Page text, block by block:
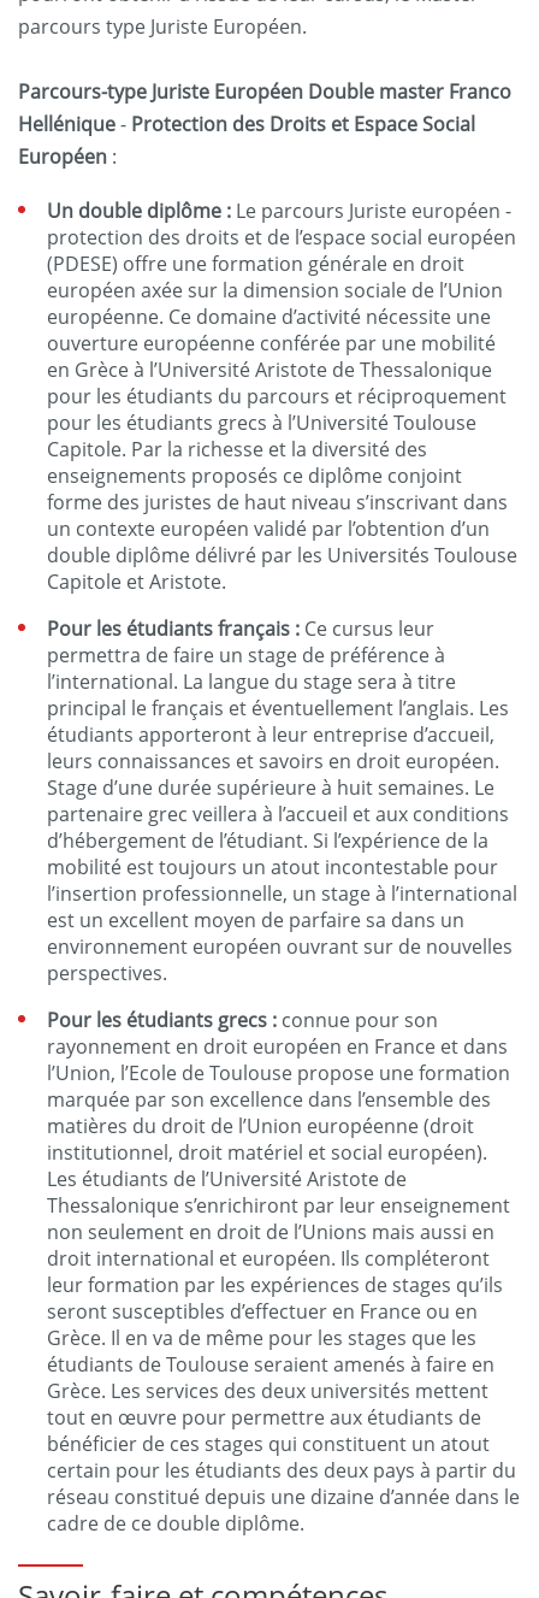
parcours type Juriste Européen.
Parcours-type Juriste Européen Double master Franco
Hellénique- Protection des Droits et Espace Social
Européen :
Un double diplôme : Le parcours Juriste européen -
protection des droits et de l’espace social européen
(PDESE) offre une formation générale en droit
européen axée sur la dimension sociale de l’Union
européenne. Ce domaine d’activité nécessite une
ouverture européenne conférée par une mobilité
en Grèce à l’Université Aristote de Thessalonique
pour les étudiants du parcours et réciproquement
pour les étudiants grecs à l’Université Toulouse
Capitole. Par la richesse et la diversité des
enseignements proposés ce diplôme conjoint
forme des juristes de haut niveau s’inscrivant dans
un contexte européen validé par l’obtention d’un
double diplôme délivré par les Universités Toulouse
Capitole et Aristote.
Pour les étudiants français : Ce cursus leur
permettra de faire un stage de préférence à
l’international. La langue du stage sera à titre
principal le français et éventuellement l’anglais. Les
étudiants apporteront à leur entreprise d’accueil,
leurs connaissances et savoirs en droit européen.
Stage d’une durée supérieure à huit semaines. Le
partenaire grec veillera à l’accueil et aux conditions
d’hébergement de l’étudiant. Si l’expérience de la
mobilité est toujours un atout incontestable pour
l’insertion professionnelle, un stage à l’international
est un excellent moyen de parfaire sa dans un
environnement européen ouvrant sur de nouvelles
perspectives.
Pour les étudiants grecs : connue pour son
rayonnement en droit européen en France et dans
l’Union, l’Ecole de Toulouse propose une formation
marquée par son excellence dans l’ensemble des
matières du droit de l’Union européenne (droit
institutionnel, droit matériel et social européen).
Les étudiants de l’Université Aristote de
Thessalonique s’enrichiront par leur enseignement
non seulement en droit de l’Unions mais aussi en
droit international et européen. Ils compléteront
leur formation par les expériences de stages qu’ils
seront susceptibles d’effectuer en France ou en
Grèce. Il en va de même pour les stages que les
étudiants de Toulouse seraient amenés à faire en
Grèce. Les services des deux universités mettent
tout en œuvre pour permettre aux étudiants de
bénéficier de ces stages qui constituent un atout
certain pour les étudiants des deux pays à partir du
réseau constitué depuis une dizaine d’année dans le
cadre de ce double diplôme.